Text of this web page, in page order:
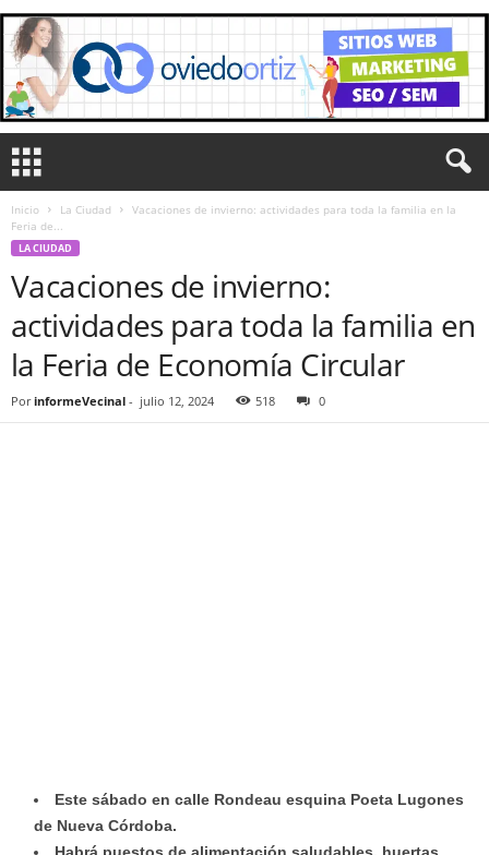
Inicio La Ciudad
Vacaciones de invierno: actividades para toda la familia en la
Feria de...
LA CIUDAD
Vacaciones de invierno:
actividades para toda la familia en
la Feria de Economía Circular
Por informeVecinal - julio 12, 2024 518 0
Este sábado en calle Rondeau esquina Poeta Lugones
de Nueva Córdoba.
Habrá puestos de alimentación saludables, huertas